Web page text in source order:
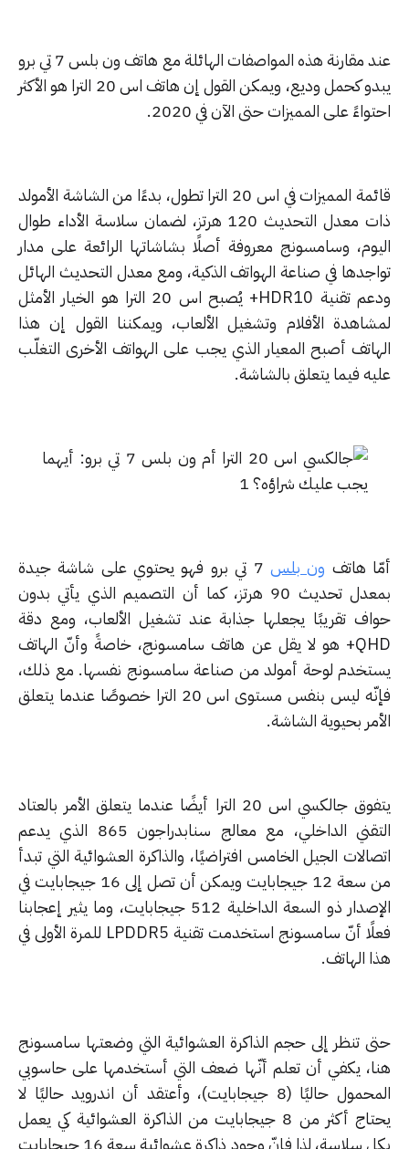
عند مقارنة هذه المواصفات الهائلة مع هاتف ون بلس 7 تي برو
يبدو كحمل وديع، ويمكن القول إن هاتف اس 20 الترا هو الأكثر
على المميزات حتى الآن في 2020.
قائمة المميزات في اس 20 الترا تطول، بدءًا من الشاشة الأمولد
ذات معدل التحديث 120 هرتز، لضمان سلاسة الأداء طوال
وسامسونج معروفة أصلًا بشاشاتها الرائعة على مدار
في صناعة الهواتف الذكية، ومع معدل التحديث الهائل
ودعم تقنية HDR10+ يُصبح اس 20 الترا هو الخيار الأمثل
الأفلام وتشغيل الألعاب، ويمكننا القول إن هذا
أصبح المعيار الذي يجب على الهواتف الأخرى التغلّب
فيما يتعلق بالشاشة.
هاتفون بلس
7 تي برو فهو يحتوي على شاشة جيدة
بمعدل تحديث 90 هرتز، كما أن التصميم الذي يأتي بدون
تقريبًا يجعلها جذابة عند تشغيل الألعاب، ومع دقة
QHD+ هو لا يقل عن هاتف سامسونج، خاصةً وأنّ الهاتف
لوحة أمولد من صناعة سامسونج نفسها. مع ذلك،
فإنّه ليس بنفس مستوى اس 20 الترا خصوصًا عندما يتعلق
بحيوية الشاشة.
يتفوق جالكسي اس 20 الترا أيضًا عندما يتعلق الأمر بالعتاد
التقني الداخلي، مع معالج سنابدراجون 865 الذي يدعم
الجيل الخامس افتراضيًا، والذاكرة العشوائية التي تبدأ
من سعة 12 جيجابايت ويمكن أن تصل إلى 16 جيجابايت في
الإصدار ذو السعة الداخلية 512 جيجابايت، وما يثير إعجابنا
فعلًا أنّ سامسونج استخدمت تقنية LPDDR5 للمرة الأولى في
الهاتف.
تنظر إلى حجم الذاكرة العشوائية التي وضعتها سامسونج
يكفي أن تعلم أنّها ضعف التي أستخدمها على حاسوبي
المحمول حاليًا (8 جيجابايت)، وأعتقد أن اندرويد حاليًا لا
يحتاج أكثر من 8 جيجابايت من الذاكرة العشوائية كي يعمل
بكل سلاسة، لذا فإنّ وجود ذاكرة عشوائية سعة 16 جيجابايت